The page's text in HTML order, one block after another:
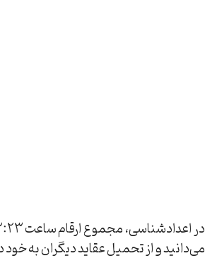
می‌دانید و از تحمیل عقاید دیگران به